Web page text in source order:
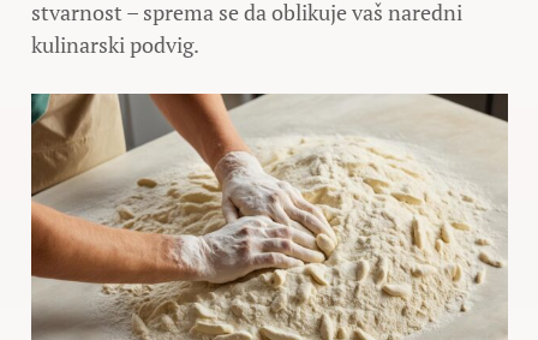
stvarnost – sprema se da oblikuje vaš naredni
kulinarski podvig.